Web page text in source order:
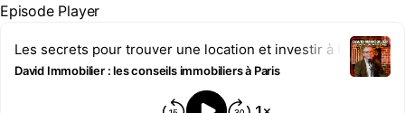
Episode Player
Les secrets pour trouver une location et investir à Paris
David Immobilier : les conseils immobiliers à Paris